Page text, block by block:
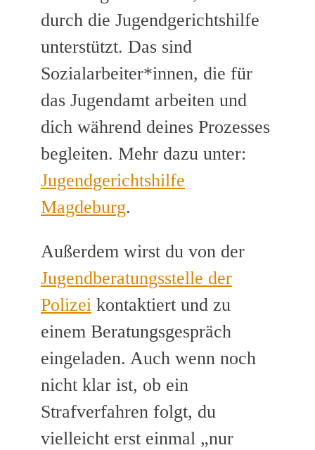
durch die Jugendgerichtshilfe
unterstützt. Das sind
Sozialarbeiter*innen, die für
das Jugendamt arbeiten und
dich während deines Prozesses
begleiten. Mehr dazu unter:
Jugendgerichtshilfe
Magdeburg.
Außerdem wirst du von der
Jugendberatungsstelle der
Polizei kontaktiert und zu
einem Beratungsgespräch
eingeladen. Auch wenn noch
nicht klar ist, ob ein
Strafverfahren folgt, du
vielleicht erst einmal „nur